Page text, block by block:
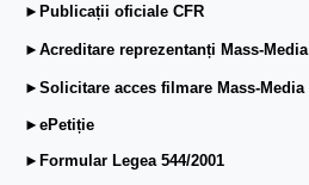
►Publicații oficiale CFR
►Acreditare reprezentanți Mass-Media
►Solicitare acces filmare Mass-Media
►ePetiție
►Formular Legea 544/2001